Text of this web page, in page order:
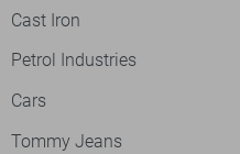
Cast Iron
Petrol Industries
Cars
Tommy Jeans